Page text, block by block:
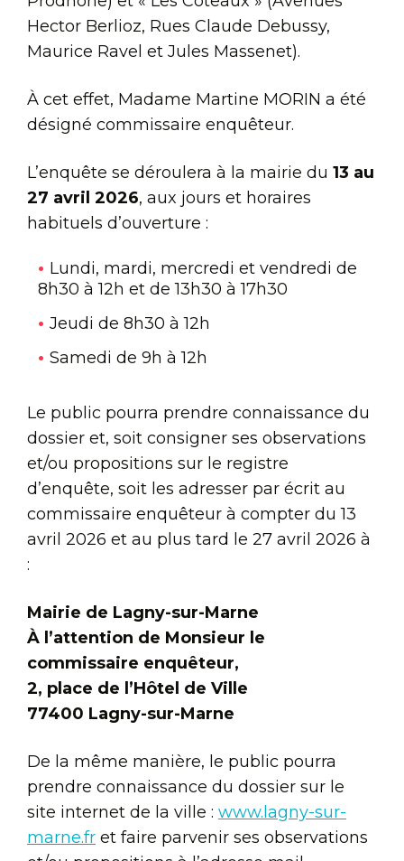
Hector Berlioz, Rues Claude Debussy,
Maurice Ravel et Jules Massenet).
À cet effet, Madame Martine MORIN a été
désigné commissaire enquêteur.
L’enquête se déroulera à la mairie du 13 au
27 avril 2026, aux jours et horaires
habituels d’ouverture :
Lundi, mardi, mercredi et vendredi de
8h30 à 12h et de 13h30 à 17h30
Jeudi de 8h30 à 12h
Samedi de 9h à 12h
Le public pourra prendre connaissance du
dossier et, soit consigner ses observations
et/ou propositions sur le registre
d’enquête, soit les adresser par écrit au
commissaire enquêteur à compter du 13
avril 2026 et au plus tard le 27 avril 2026 à
:
Mairie de Lagny-sur-Marne
À l’attention de Monsieur le
commissaire enquêteur,
2, place de l’Hôtel de Ville
77400 Lagny-sur-Marne
De la même manière, le public pourra
prendre connaissance du dossier sur le
site internet de la ville : www.lagny-sur-
marne.fr et faire parvenir ses observations